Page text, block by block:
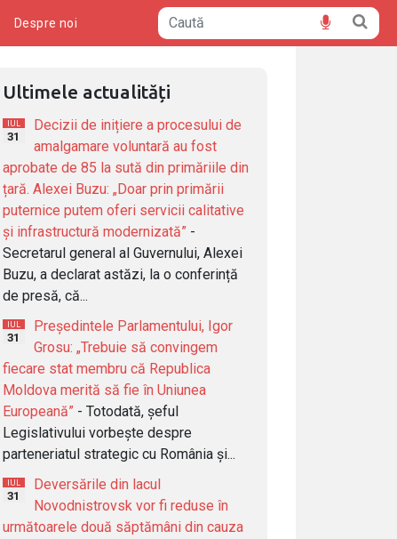
Despre noi
Ultimele actualități
IUL
31
Decizii de inițiere a procesului de
amalgamare voluntară au fost
aprobate de 85 la sută din primăriile din
țară. Alexei Buzu: „Doar prin primării
puternice putem oferi servicii calitative
și infrastructură modernizată” -
Secretarul general al Guvernului, Alexei
Buzu, a declarat astăzi, la o conferință
de presă, că...
IUL
31
Președintele Parlamentului, Igor
Grosu: „Trebuie să convingem
fiecare stat membru că Republica
Moldova merită să fie în Uniunea
Europeană” - Totodată, șeful
Legislativului vorbește despre
parteneriatul strategic cu România și...
IUL
31
Deversările din lacul
Novodnistrovsk vor fi reduse în
următoarele două săptămâni din cauza